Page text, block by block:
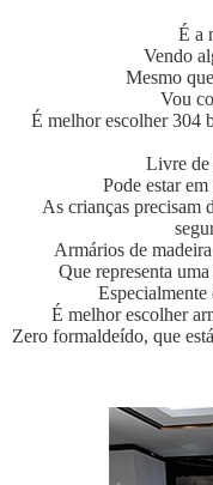
É a
Vendo
Mesmo
Vou
É melhor escolher 304
Livre de
Pode estar
As crianças precisam
Armários de
Que representa
Especialmente
É melhor escolher
Zero formaldeído, que